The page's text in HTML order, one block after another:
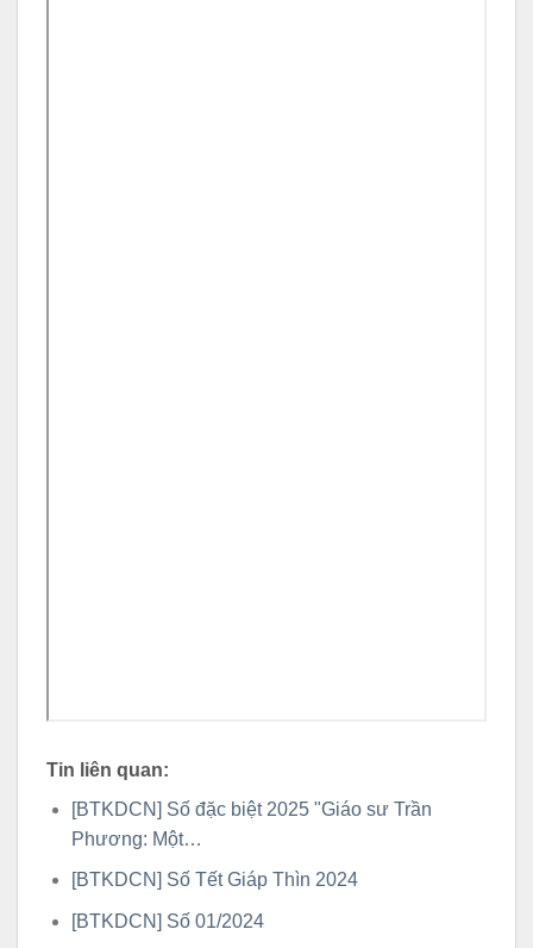
Tin liên quan:
[BTKDCN] Số đặc biệt 2025 "Giáo sư Trần
Phương: Một…
[BTKDCN] Số Tết Giáp Thìn 2024
[BTKDCN] Số 01/2024